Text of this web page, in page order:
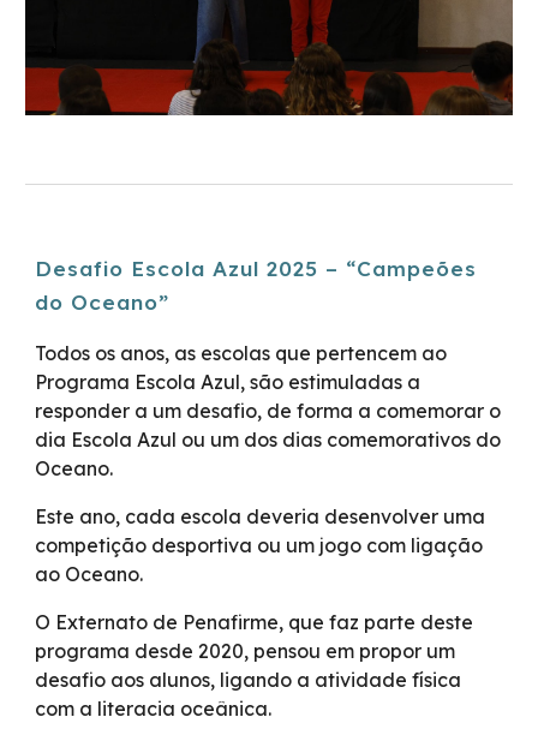
Desafio Escola Azul 2025 – “Campeões
do Oceano”
Todos os anos, as escolas que pertencem ao
Programa Escola Azul, são estimuladas a
responder a um desafio, de forma a comemorar o
dia Escola Azul ou um dos dias comemorativos do
Oceano.
Este ano, cada escola deveria desenvolver uma
competição desportiva ou um jogo com ligação
ao Oceano.
O Externato de Penafirme, que faz parte deste
programa desde 2020, pensou em propor um
desafio aos alunos, ligando a atividade física
com a literacia oceânica.